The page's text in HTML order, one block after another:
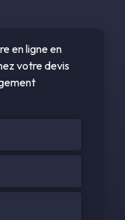
en ligne en
votre devis